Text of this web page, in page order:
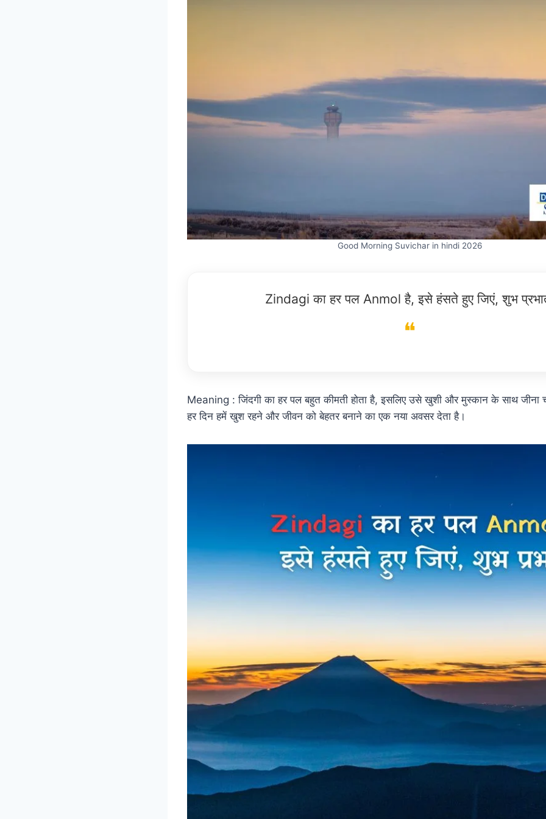
Good Morning Suvichar in hindi 2026
Zindagi का हर पल Anmol है, इसे हंसते हुए जिएं, शुभ
Meaning : जिंदगी का हर पल बहुत कीमती होता है, इसलिए उसे खुशी और मुस्कान के साथ जीना
हर दिन हमें खुश रहने और जीवन को बेहतर बनाने का एक नया अवसर देता है।